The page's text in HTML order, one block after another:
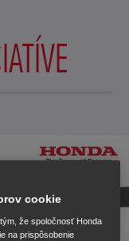
cookie
že spoločnosť Honda
na prispôsobenie